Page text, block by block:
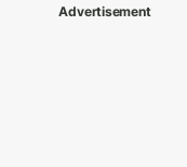
Advertisement